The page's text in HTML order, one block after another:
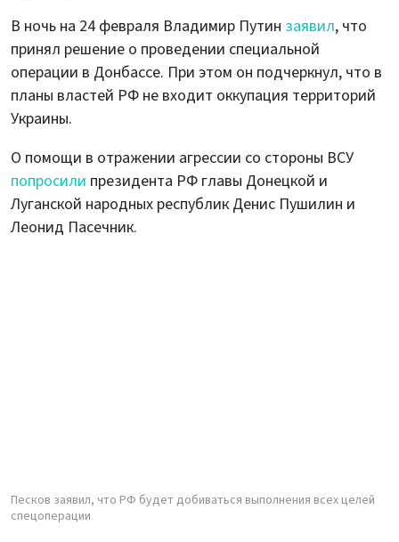
В ночь на 24 февраля Владимир Путин заявил, что
принял решение о проведении специальной
операции в Донбассе. При этом он подчеркнул, что в
планы властей РФ не входит оккупация территорий
Украины.
О помощи в отражении агрессии со стороны ВСУ
попросили президента РФ главы Донецкой и
Луганской народных республик Денис Пушилин и
Леонид Пасечник.
Песков заявил, что РФ будет добиваться выполнения всех целей
спецоперации